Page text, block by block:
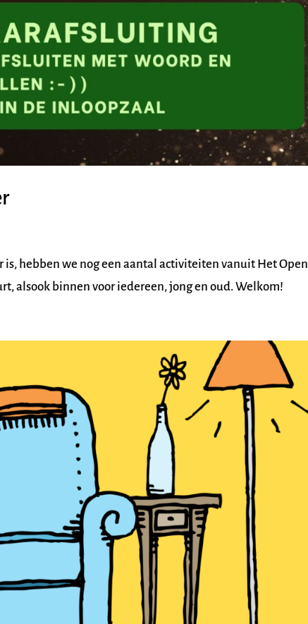
is, hebben we nog een aantal activiteiten vanuit Het Open
alsook binnen voor iedereen, jong en oud. Welkom!